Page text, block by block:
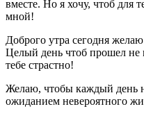
вместе. Но я хочу, чтоб для
мной!
Доброго утра сегодня
Целый день чтоб прошел
тебе страстно!
Желаю, чтобы каждый день
ожиданием невероятного